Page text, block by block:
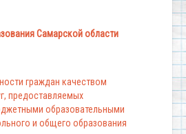
Самарской области
граждан качеством
предоставляемых
образовательными
и общего образования